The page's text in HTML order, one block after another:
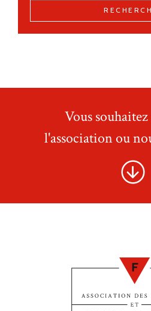
Vous
l'association ou